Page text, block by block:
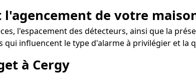
l'agencement de votre
l'espacement des détecteurs, ainsi que la
qui influencent le type d'alarme à privilégier et la
à Cergy